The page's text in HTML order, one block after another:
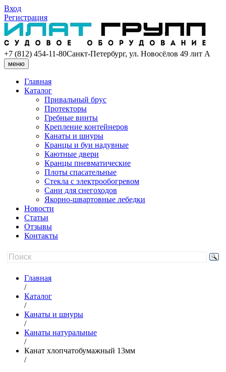
Вход
Регистрация
+7 (812) 454-11-80Санкт-Петербург, ул. Новосёлов 49 лит А
меню
Главная
Каталог
Привальный брус
Протекторы
Гребные винты
Крепление контейнеров
Канаты и шнуры
Кранцы и буи надувные
Каютные двери
Кранцы пневматические
Плоты спасательные
Стекла с электрообогревом
Сани для снегоходов
Якорно-швартовные лебедки
Новости
Статьи
Отзывы
Контакты
Главная
/
Каталог
/
Канаты и шнуры
/
Канаты натуральные
/
Канат хлопчатобумажный 13мм
/